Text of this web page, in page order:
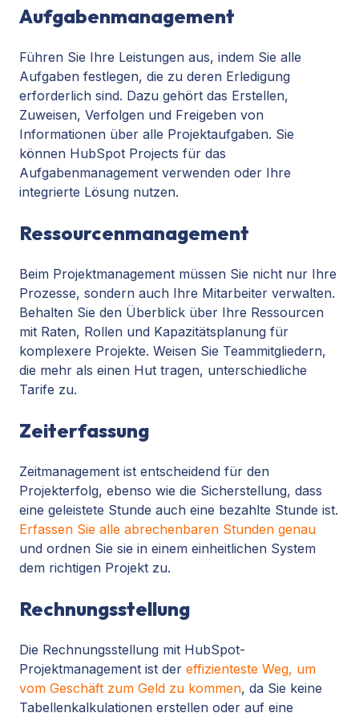
Aufgabenmanagement
Führen Sie Ihre Leistungen aus, indem Sie alle
Aufgaben festlegen, die zu deren Erledigung
erforderlich sind. Dazu gehört das Erstellen,
Zuweisen, Verfolgen und Freigeben von
Informationen über alle Projektaufgaben. Sie
können HubSpot Projects für das
Aufgabenmanagement verwenden oder Ihre
integrierte Lösung nutzen.
Ressourcenmanagement
Beim Projektmanagement müssen Sie nicht nur Ihre
Prozesse, sondern auch Ihre Mitarbeiter verwalten.
Behalten Sie den Überblick über Ihre Ressourcen
mit Raten, Rollen und Kapazitätsplanung für
komplexere Projekte. Weisen Sie Teammitgliedern,
die mehr als einen Hut tragen, unterschiedliche
Tarife zu.
Zeiterfassung
Zeitmanagement ist entscheidend für den
Projekterfolg, ebenso wie die Sicherstellung, dass
eine geleistete Stunde auch eine bezahlte Stunde ist.
Erfassen Sie alle abrechenbaren Stunden genau
und ordnen Sie sie in einem einheitlichen System
dem richtigen Projekt zu.
Rechnungsstellung
Die Rechnungsstellung mit HubSpot-
Projektmanagement ist der effizienteste Weg, um
vom Geschäft zum Geld zu kommen, da Sie keine
Tabellenkalkulationen erstellen oder auf eine